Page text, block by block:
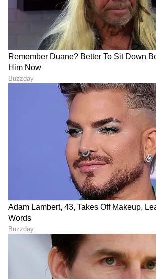
ಯಾವುದೇ ಗೆಡ್ಡೆ, ಊತ, ಅಥವಾ
ಗುರುತಿಸಲು ಪ್ರಯತ್ನಿಸಿ. ಕ್ಯಾನ್ಸರ್
ನೋವಾಗೋದಿಲ್ಲ ಎಂಬುದನ್ನು ನೆನಪಿನಲ್ಲಿಡಿ.
ಸ್ವಲ್ಪ ದಿನಗಳ ನಂತರ ಗಾತ್ರದಲ್ಲಿನ
ಕೊಡಿ. ವೃಷಣ ಕ್ಯಾನ್ಸರ್ನ ಸಾಮಾನ್ಯ
ನೋವುರಹಿತ ಗೆಡ್ಡೆ, ಕೆಲವು ಪುರುಷರು
ಉರಿಯೂತವನ್ನು ಅನುಭವಿಸಬಹುದು.
ಯಾವುದೇ ಸೌಮ್ಯ ನೋವು ಅಥವಾ
ಉಂಟಾದ್ರೆ ಜಾಗರೂಕರಾಗಿರಿ. ಎರಡೂ